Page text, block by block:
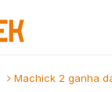
Machick 2 ganha